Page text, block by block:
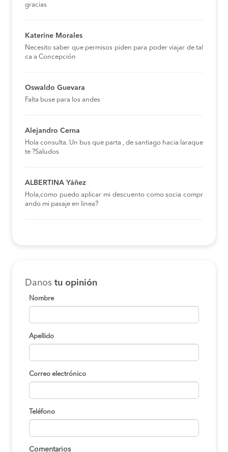
gracias
Katerine Morales
Necesito saber que permisos piden para poder viajar de tal
ca a Concepción
Oswaldo Guevara
Falta buse para los andes
Alejandro Cerna
Hola consulta. Un bus que parta , de santiago hacia laraque
te ?Saludos
ALBERTINA Yáñez
Hola,como puedo aplicar mi descuento como socia compr
ando mi pasaje en linea?
Danos tu opinión
Nombre
Apellido
Correo electrónico
Teléfono
Comentarios